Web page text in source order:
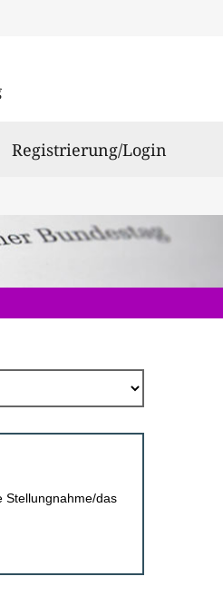
Registrierung/Login
Stellungnahme/das